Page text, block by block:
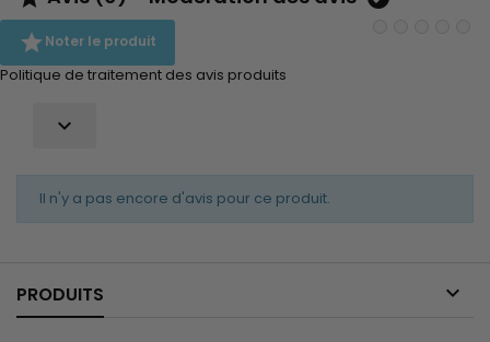
Noter le produit
Politique de traitement des avis produits

Il n'y a pas encore d'avis pour ce produit.
PRODUITS 